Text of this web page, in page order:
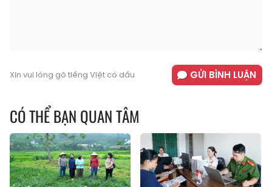
Xin vui lòng gõ tiếng Việt có dấu GỬI BÌNH LUẬN
CÓ THỂ BẠN QUAN TÂM